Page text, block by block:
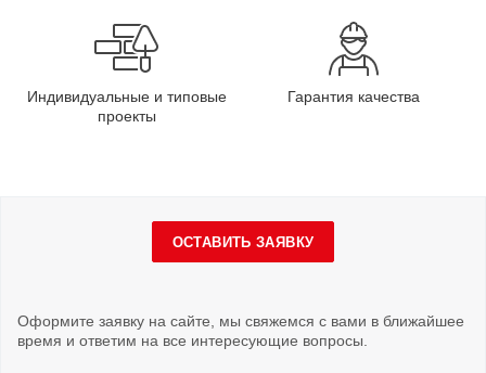
Индивидуальные и типовые
проекты
Гарантия качества
ОСТАВИТЬ ЗАЯВКУ
Оформите заявку на сайте, мы свяжемся с вами в ближайшее
время и ответим на все интересующие вопросы.